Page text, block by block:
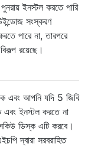
ইনস্টল করতে পারি
সংস্করণ
পারে না, তারপরে
রয়েছে।
এবং আপনি যদি 5 জিবি
ইনস্টল করতে না
ডিস্ক এটি করবে।
দ্বারা সরবরাহিত